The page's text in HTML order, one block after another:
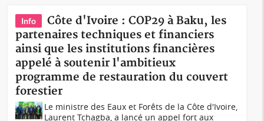
Info
Côte d'Ivoire : COP29 à Baku, les
partenaires techniques et financiers
ainsi que les institutions financières
appelé à soutenir l'ambitieux
programme de restauration du couvert
forestier
Le ministre des Eaux et Forêts de la Côte d'Ivoire,
Laurent Tchagba, a lancé un appel fort aux